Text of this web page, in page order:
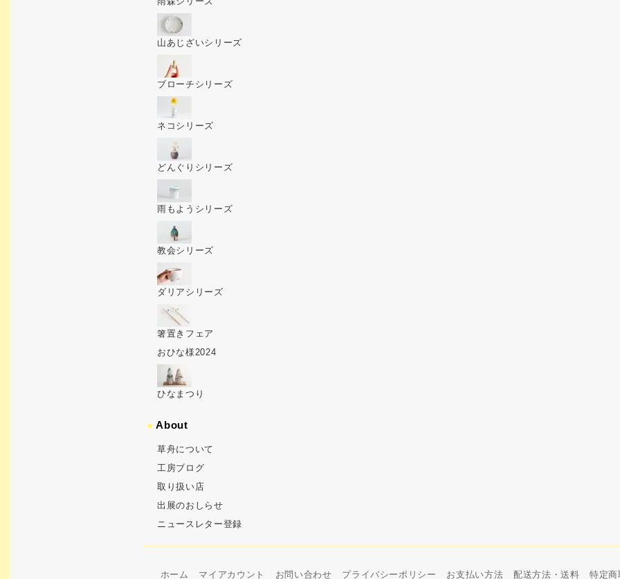
山あじざいシリーズ
ブローチシリーズ
ネコシリーズ
どんぐりシリーズ
雨もようシリーズ
教会シリーズ
ダリアシリーズ
箸置きフェア
おひな様2024
ひなまつり
●About
草舟について
工房ブログ
取り扱い店
出展のおしらせ
ニュースレター登録
ホーム マイアカウント お問い合わせ プライバシーポリシー お支払い方法 配送方法・送料 特定